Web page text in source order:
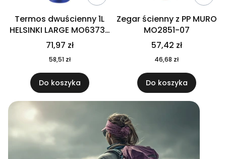
Termos dwuścienny 1L
HELSINKI LARGE MO6373-
04
71,97 zł
58,51 zł
Do koszyka
Zegar ścienny z PP MURO
MO2851-07
57,42 zł
46,68 zł
Do koszyka